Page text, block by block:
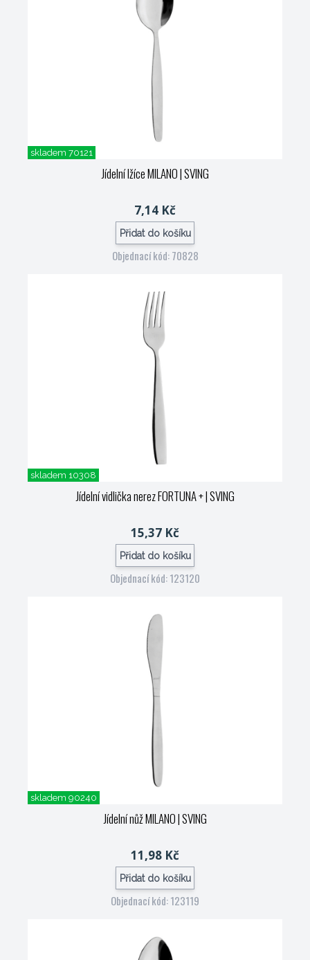
skladem 70121
Jídelní lžíce MILANO| SVING
7,14 Kč
Přidat do košíku
Objednací kód: 70828
skladem 10308
Jídelní vidlička nerez FORTUNA +| SVING
15,37 Kč
Přidat do košíku
Objednací kód: 123120
skladem 90240
Jídelní nůž MILANO| SVING
11,98 Kč
Přidat do košíku
Objednací kód: 123119